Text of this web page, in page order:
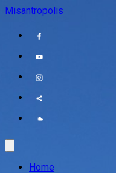
Misantropolis
Home